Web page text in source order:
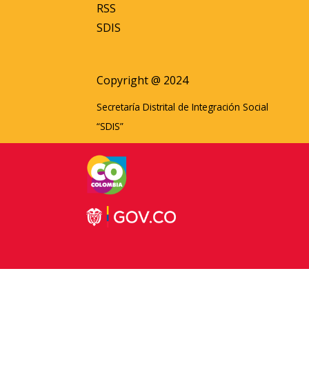
RSS
SDIS
Copyright @ 2024
Secretaría Distrital de Integración Social
“SDIS”